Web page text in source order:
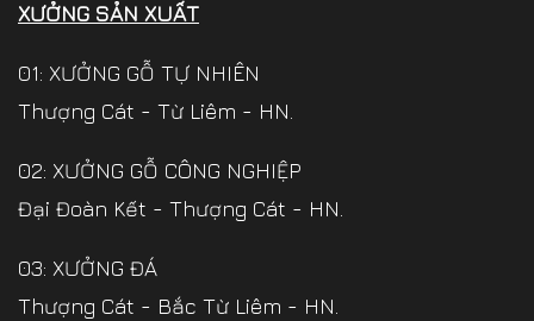
XƯỞNG SẢN XUẤT
01: XƯỞNG GỖ TỰ NHIÊN
Thượng Cát - Từ Liêm - HN.
02: XƯỞNG GỖ CÔNG NGHIỆP
Đại Đoàn Kết - Thượng Cát - HN.
03: XƯỞNG ĐÁ
Thượng Cát - Bắc Từ Liêm - HN.